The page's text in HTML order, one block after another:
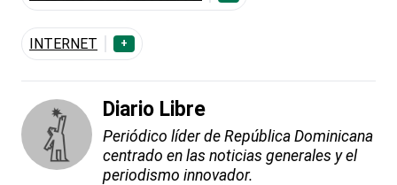
INTERNET +
Diario Libre
Periódico líder de República Dominicana
centrado en las noticias generales y el
periodismo innovador.